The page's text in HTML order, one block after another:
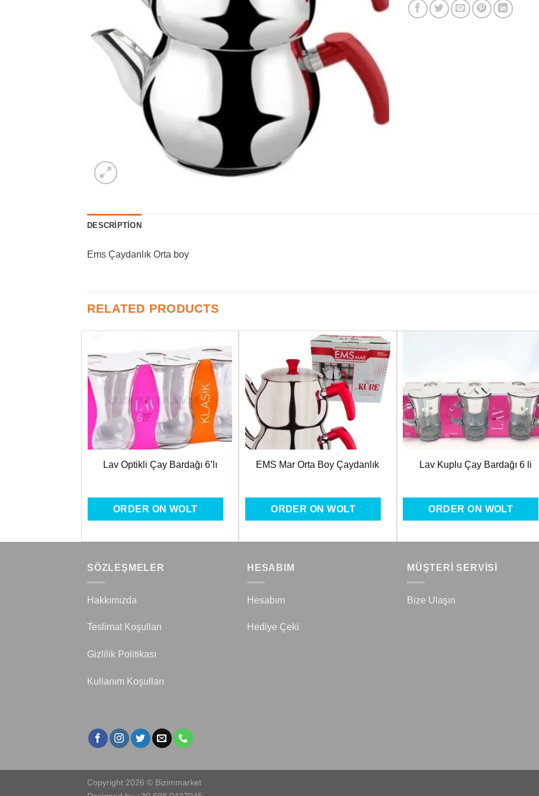
DESCRIPTION
Ems Çaydanlık Orta boy
RELATED PRODUCTS
Favorilere
Lav Optikli Çay Bardağı 6’lı
ORDER ON WOLT
Favorilere
Ekle
EMS Mar Orta Boy Çaydanlık
ORDER ON WOLT
Ekle
Lav Kuplu Çay Bardağı 6 li
ORDER ON WOLT
SÖZLEŞMELER
Hakkımızda
Teslimat Koşulları
Gizlilik Politikası
Kullanım Koşulları
HESABIM
Hesabım
Hediye Çeki
MÜŞTERİ SERVİSİ
Bize Ulaşın
Copyright 2026 © Bizimmarket